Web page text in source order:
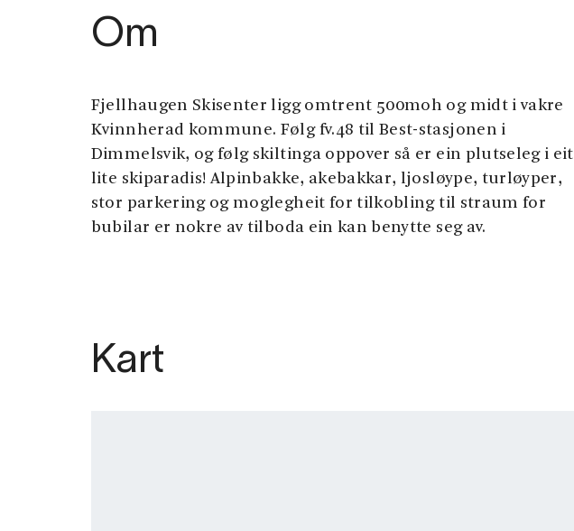
Om
Fjellhaugen Skisenter ligg omtrent 500moh og midt i vakre
Kvinnherad kommune. Følg fv.48 til Best-stasjonen i
Dimmelsvik, og følg skiltinga oppover så er ein plutseleg i eit
lite skiparadis! Alpinbakke, akebakkar, ljosløype, turløyper,
stor parkering og moglegheit for tilkobling til straum for
bubilar er nokre av tilboda ein kan benytte seg av.
Kart